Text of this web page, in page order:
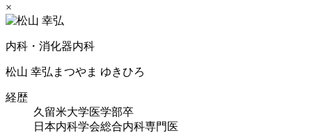
×
内科・消化器内科
松山 幸弘 まつやま ゆきひろ
経歴
久留米大学医学部卒
日本内科学会総合内科専門医